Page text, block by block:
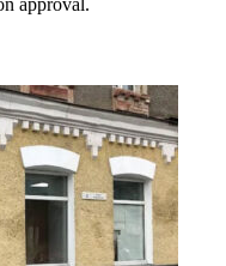
approval.